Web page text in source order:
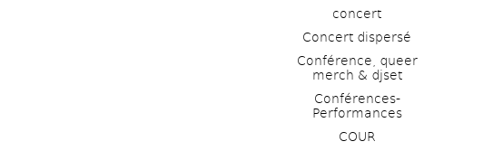
concert
Concert dispersé
Conférence, queer
merch & djset
Conférences-
Performances
COUR